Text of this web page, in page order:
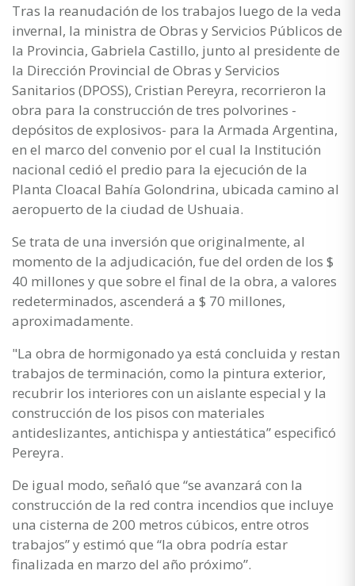
Tras la reanudación de los trabajos luego de la veda
invernal, la ministra de Obras y Servicios Públicos de
la Provincia, Gabriela Castillo, junto al presidente de
la Dirección Provincial de Obras y Servicios
Sanitarios (DPOSS), Cristian Pereyra, recorrieron la
obra para la construcción de tres polvorines -
depósitos de explosivos- para la Armada Argentina,
en el marco del convenio por el cual la Institución
nacional cedió el predio para la ejecución de la
Planta Cloacal Bahía Golondrina, ubicada camino al
aeropuerto de la ciudad de Ushuaia.
Se trata de una inversión que originalmente, al
momento de la adjudicación, fue del orden de los $
40 millones y que sobre el final de la obra, a valores
redeterminados, ascenderá a $ 70 millones,
aproximadamente.
"La obra de hormigonado ya está concluida y restan
trabajos de terminación, como la pintura exterior,
recubrir los interiores con un aislante especial y la
construcción de los pisos con materiales
antideslizantes, antichispa y antiestática” especificó
Pereyra.
De igual modo, señaló que “se avanzará con la
construcción de la red contra incendios que incluye
una cisterna de 200 metros cúbicos, entre otros
trabajos” y estimó que “la obra podría estar
finalizada en marzo del año próximo”.